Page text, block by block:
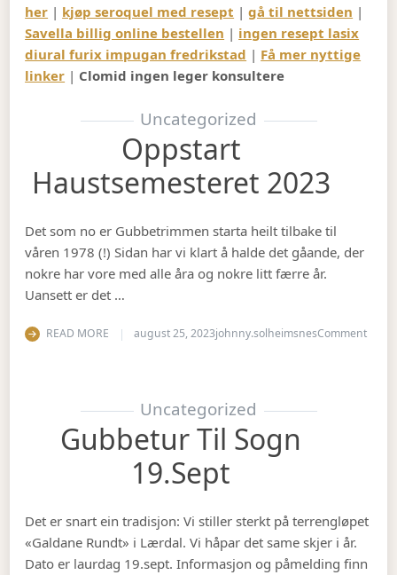
her | kjøp seroquel med resept |gå til nettsiden |
Savella billig online bestellen | ingen resept lasix
diural furix impugan fredrikstad | Få mer nyttige
linker | Clomid ingen leger konsultere
Uncategorized
Oppstart
Haustsemesteret 2023
Det som no er Gubbetrimmen starta heilt tilbake til
våren 1978 (!) Sidan har vi klart å halde det gåande, der
nokre har vore med alle åra og nokre litt færre år.
Uansett er det …
READ MORE august 25, 2023johnny.solheimsnesCommenton
Uncategorized
Gubbetur Til Sogn
19.sept
Det er snart ein tradisjon: Vi stiller sterkt på terrengløpet
«Galdane Rundt» i Lærdal. Vi håpar det same skjer i år.
Dato er laurdag 19.sept. Informasjon og påmelding finn